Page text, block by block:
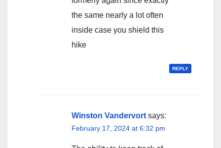
the same nearly a lot often
inside case you shield this
hike
REPLY
Winston Vandervort says:
February 17, 2024 at 6:32 pm